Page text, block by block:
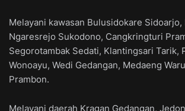
Melayani kawasan Bulusidokare Sidoarjo,
Ngaresrejo Sukodono, Cangkringturi
Segorotambak Sedati, Klantingsari Tarik,
Wonoayu, Wedi Gedangan, Medaeng
Prambon.
Melayani daerah Kragan Gedangan,